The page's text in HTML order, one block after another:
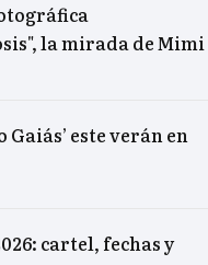
la mirada de Mimi
Gaiás’ este verán en
cartel, fechas y